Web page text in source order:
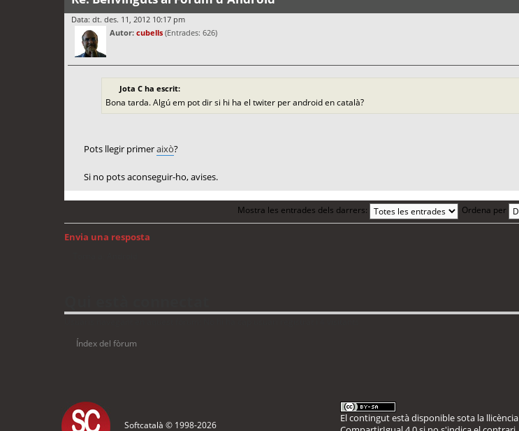
Data: dt. des. 11, 2012 10:17 pm
Autor: cubells (Entrades: 626)
Jota C ha escrit:
Bona tarda. Algú em pot dir si hi ha el twiter per android en català?
Pots llegir primeraixò?
Si no pots aconseguir-ho, avises.
Mostra les entrades dels darrers: Ordena per
Envia una resposta
Índex del fòrum
Softcatalà © 1998-2026
El contingut està disponible sota la llicència